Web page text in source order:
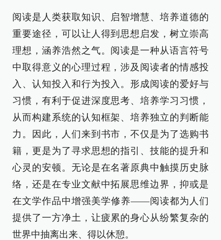
阅读是人类获取知识、启智增慧、培养道德的
重要途径，可以让人得到思想启发，树立崇高
理想，涵养浩然之气。阅读是一种从语言符号
中取得意义的心理过程，涉及阅读者的情感投
入、认知投入和行为投入。形成阅读的爱好与
习惯，有利于促进深度思考、培养学习习惯，
从而构建系统的认知框架、培养独立的判断能
力。因此，人们来到书市，不仅是为了选购书
籍，更是为了寻求思想的指引、技能的提升和
心灵的安顿。无论是在名著原典中触摸历史脉
络，还是在专业文献中拓展思维边界，抑或是
在文学作品中增强美学修养——阅读都为人们
提供了一方净土，让疲累的身心从纷繁复杂的
世界中抽离出来、得以休憩。